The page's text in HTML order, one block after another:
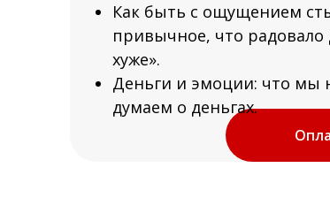
Как быть с ощущением
привычное, что
хуже».
Деньги и эмоции: что мы
думаем о деньгах.